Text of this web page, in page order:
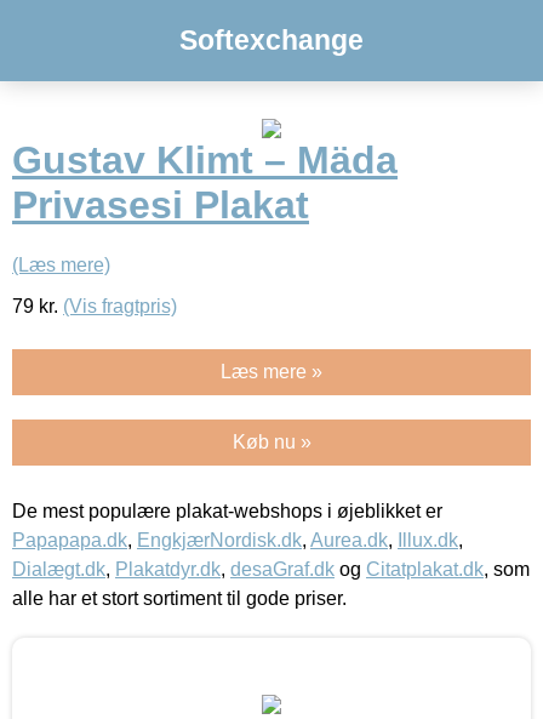
Softexchange
Gustav Klimt – Mäda
Privasesi Plakat
(Læs mere)
79 kr. (Vis fragtpris)
Læs mere »
Køb nu »
De mest populære plakat-webshops i øjeblikket er
Papapapa.dk, EngkjærNordisk.dk, Aurea.dk, Illux.dk,
Dialægt.dk, Plakatdyr.dk, desaGraf.dk og Citatplakat.dk, som
alle har et stort sortiment til gode priser.